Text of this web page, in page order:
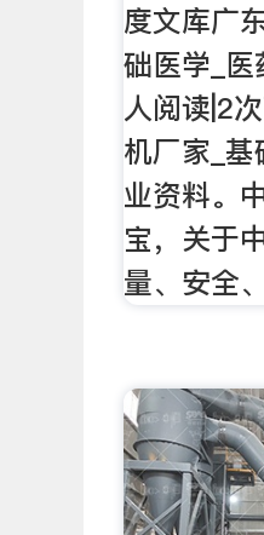
度文库广
础医学_
人阅读|2
机厂家_
业资料。
宝，关于
量、安全、